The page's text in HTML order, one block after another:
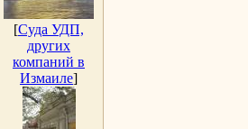
[Суда УДП,
других
компаний в
Измаиле]